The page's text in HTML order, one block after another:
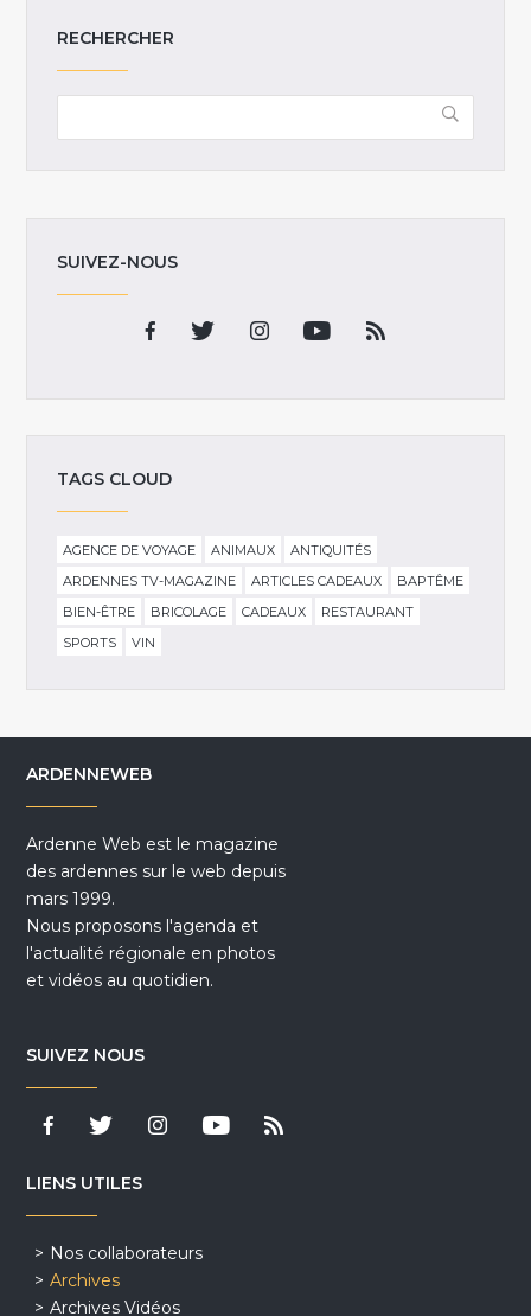
RECHERCHER
SUIVEZ-NOUS
TAGS CLOUD
AGENCE DE VOYAGE ANIMAUX
ANTIQUITÉS
ARDENNES TV-MAGAZINE
ARTICLES CADEAUX
BAPTÊME
BIEN-ÊTRE
BRICOLAGE CADEAUX
RESTAURANT
SPORTS
VIN
ARDENNEWEB
Ardenne Web est le magazine
des ardennes sur le web depuis
mars 1999.
Nous proposons l'agenda et
l'actualité régionale en photos
et vidéos au quotidien.
SUIVEZ NOUS
LIENS UTILES
Nos collaborateurs
Archives
Archives Vidéos